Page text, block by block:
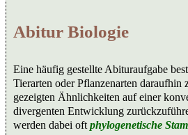
Abitur Biologie
Eine häufig gestellte Abituraufgabe
Tierarten oder Pflanzenarten daraufhin
gezeigten Ähnlichkeiten auf einer
divergenten Entwicklung
werden dabei oft phylogenetische